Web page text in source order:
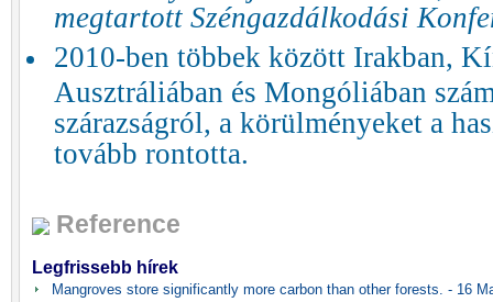
megtartott Széngazdálkodási
2010-ben többek között Irakban,
Ausztráliában és Mongóliában
szárazságról, a körülményeket a
tovább rontotta.
Reference
Legfrissebb hírek
Mangroves store significantly more carbon than other forests. - 16